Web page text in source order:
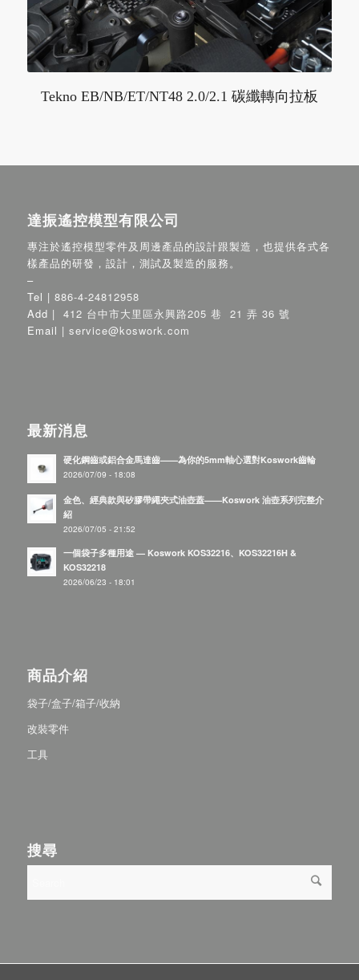
Tekno EB/NB/ET/NT48 2.0/2.1 碳纖轉向拉板
達振遙控模型有限公司
專注於遙控模型零件及周邊產品的設計跟製造，也提供各式各
樣產品的研發，設計，測試及製造的服務。
–
Tel | 886-4-24812958
Add |
412 台中市大里區永興路205 巷 21 弄 36 號
Email | service@koswork.com
最新消息
硬化鋼齒或鋁合金馬達齒——為你的5mm軸心選對Koswork齒輪
2026/07/09 - 18:08
金色、經典款與矽膠帶繩夾式油壺蓋——Koswork 油壺系列完整介
紹
2026/07/05 - 21:52
一個袋子多種用途 — Koswork KOS32216、KOS32216H &
KOS32218
2026/06/23 - 18:01
商品介紹
袋子/盒子/箱子/收納
改裝零件
工具
搜尋